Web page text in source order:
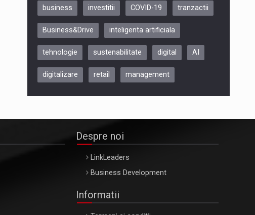
ARTEMIS LETO, ORADEA, 8
Oradea – 8 Oct 2026
business investitii COVID-19 tranzactii
Business&Drive inteligenta artificiala
tehnologie sustenabilitate digital AI
digitalizare retail management
Despre noi
LinkLeaders
Business Development
Informatii